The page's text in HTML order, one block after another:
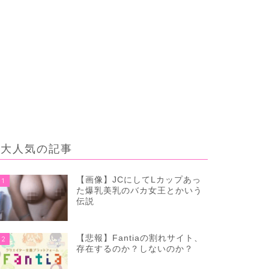
大人気の記事
1
【画像】JCにしてLカップあっ
た爆乳美乳のバカ女王とかいう
伝説
2
【悲報】Fantiaの割れサイト、
存在するのか？しないのか？